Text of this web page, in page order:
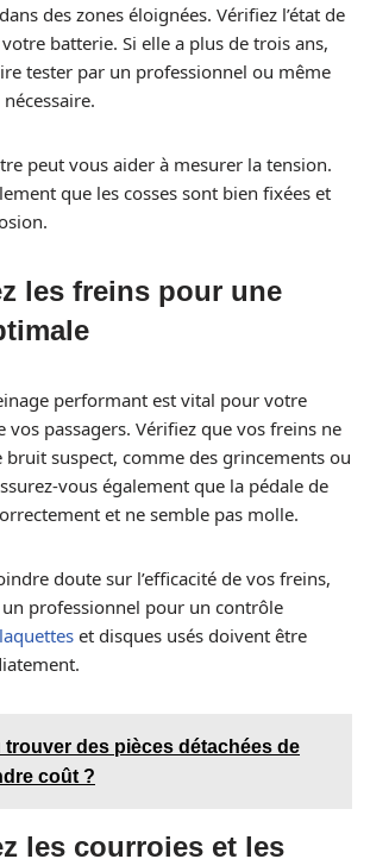
des zones éloignées. Vérifiez l’état de
votre batterie. Si elle a plus de trois ans,
tester par un professionnel ou même
peut vous aider à mesurer la tension.
que les cosses sont bien fixées et
les freins pour une
performant est vital pour votre
vos passagers. Vérifiez que vos freins ne
bruit suspect, comme des grincements ou
vous également que la pédale de
et ne semble pas molle.
doute sur l’efficacité de vos freins,
un professionnel pour un contrôle
et disques usés doivent être
trouver des pièces détachées de
coût ?
les courroies et les